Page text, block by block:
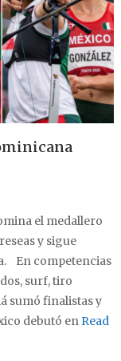
el medallero
y sigue
En competencias
surf, tiro
sumó finalistas y
debutó enRead